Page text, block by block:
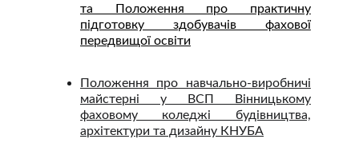
та Положення про практичну
підготовку здобувачів фахової
передвищої освіти
Положення про навчально-виробничі
майстерні у ВСП Вінницькому
фаховому коледжі будівництва,
архітектури та дизайну КНУБА